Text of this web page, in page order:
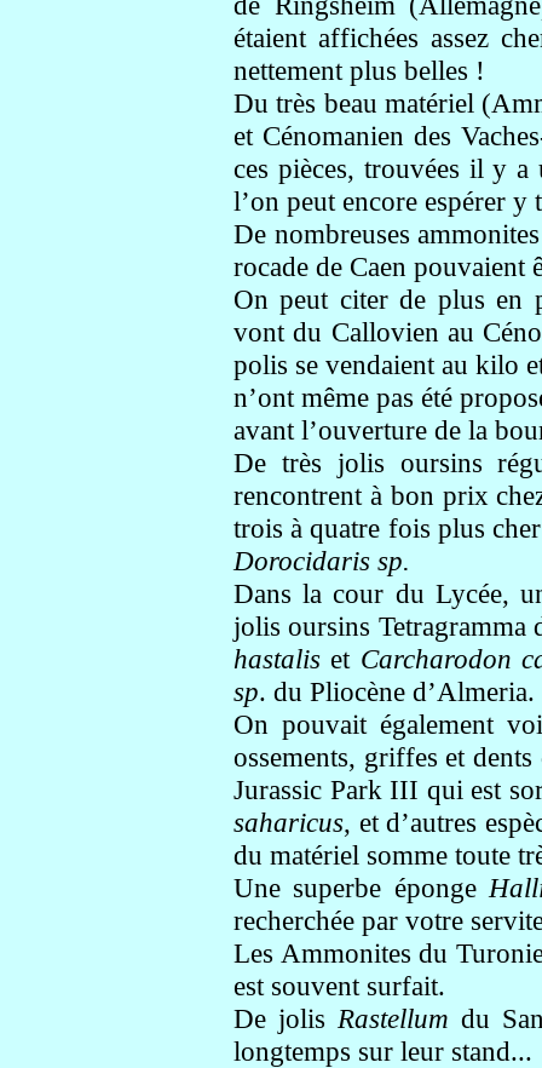
étaient affichées assez
nettement plus belles !
Du très beau matériel
et Cénomanien des
ces pièces, trouvées il y a
l’on peut encore espérer
De nombreuses
rocade de Caen pouvaient
On peut citer de plus en
vont du Callovien au
polis se vendaient au kilo
n’ont même pas été
avant l’ouverture de la
De très jolis oursins
rencontrent à bon prix
trois à quatre fois plus
Dorocidaris sp.
Dans la cour du Lycée,
jolis oursins Tetragramma
hastalis et Carcharodon
sp. du Pliocène d’Almeria.
On pouvait également
ossements, griffes et
Jurassic Park III qui est
saharicus, et d’autres
du matériel somme toute
Une superbe éponge
recherchée par votre
Les Ammonites du
est souvent surfait.
De jolis Rastellum du
longtemps sur leur stand...